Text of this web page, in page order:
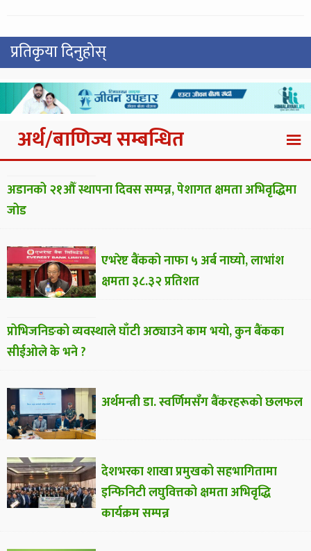
प्रतिकृया दिनुहोस्
अर्थ/बाणिज्य सम्बन्धित
अडानको २१औँ स्थापना दिवस सम्पन्न, पेशागत क्षमता अभिवृद्धिमा
जोड
एभरेष्ट बैंकको नाफा ५ अर्ब नाघ्यो, लाभांश
क्षमता ३८.३२ प्रतिशत
प्रोभिजनिङको व्यवस्थाले घाँटी अठ्याउने काम भयो, कुन बैंकका
सीईओले के भने ?
अर्थमन्त्री डा. स्वर्णिमसँग बैंकरहरूको छलफल
देशभरका शाखा प्रमुखको सहभागितामा
इन्फिनिटी लघुवित्तको क्षमता अभिवृद्धि
कार्यक्रम सम्पन्न